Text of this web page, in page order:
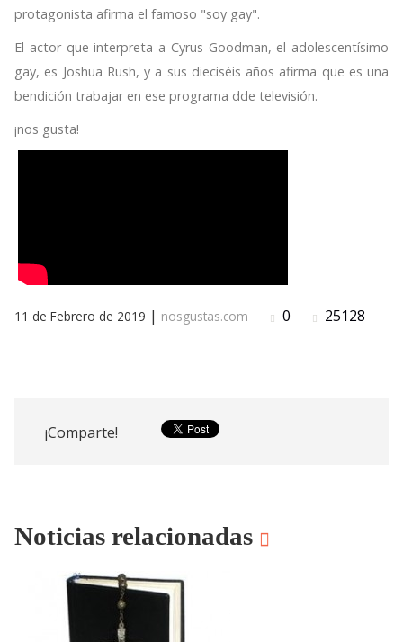
protagonista afirma el famoso "soy gay".
El actor que interpreta a Cyrus Goodman, el adolescentísimo
gay, es Joshua Rush, y a sus dieciséis años afirma que es una
bendición trabajar en ese programa dde televisión.
¡nos gusta!
11 de Febrero de 2019 | nosgustas.com 0 25128
¡Comparte!
Noticias relacionadas